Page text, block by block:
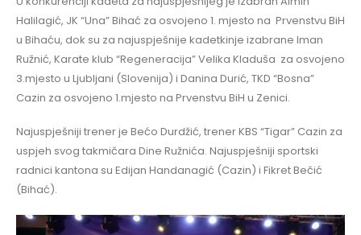
Halilagić, JK “Una” Bihać za osvojeno 1. mjesto na Prvenstvu BiH
u Bihaću, dok su za najuspješnije kadetkinje izabrane Iman
Ružnić, Karate klub “Regeneracija” Velika Kladuša za osvojeno
3.mjesto u Ljubljani (Slovenija) i Danina Durić, TKD “Bosna”
Cazin za osvojeno 1.mjesto na Prvenstvu BiH u Zenici.
Najuspješniji trener je Bećo Durdžić, trener KBS “Tigar” Cazin za
uspjeh svog takmičara Dine Ružnića. Najuspješniji sportski
radnici kantona su Edijan Handanagić (Cazin) i Fikret Bečić
(Bihać).